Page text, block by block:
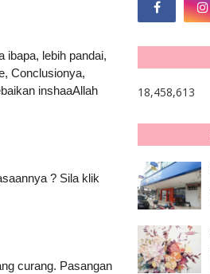
ibapa, lebih pandai,
Conclusionya,
inshaaAllah
? Sila klik
curang. Pasangan
18,458,613